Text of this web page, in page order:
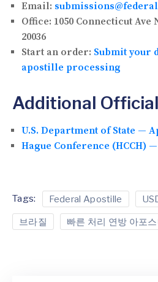
Email:
Office: 1050 Connecticut Ave
20036
Start an order: Submit your
apostille processing
Additional
U.S. Department of State —
Hague Conference (HCCH)
Tags: Federal Apostille
브라질 빠른 처리 연방 아포